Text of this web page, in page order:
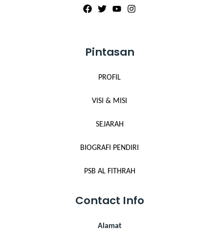
Pintasan
PROFIL
VISI & MISI
SEJARAH
BIOGRAFI PENDIRI
PSB AL FITHRAH
Contact Info
Alamat